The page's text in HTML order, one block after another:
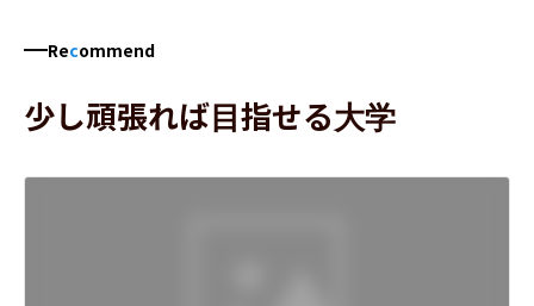
Recommend
少し頑張れば目指せる大学